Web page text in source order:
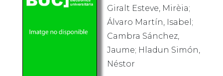
Giralt Esteve, Mirèia;
Álvaro Martín, Isabel;
Cambra Sánchez,
Jaume; Hladun Simón,
Néstor